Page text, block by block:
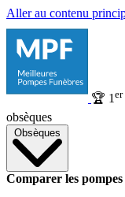
Aller au contenu
🏆 1 er
obsèques
Obsèques
Comparer les